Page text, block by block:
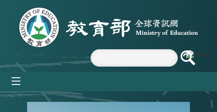
跳到主要內容區塊
:::